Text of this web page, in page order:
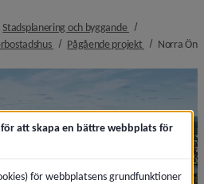
i brödsmulenavigeringen
Stadsplanering och byggande nivå i
nivå i brödsmulenavigeringen
Pågående projekt nivå i
Norra Ön
att skapa en bättre webbplats för
för webbplatsens grundfunktioner